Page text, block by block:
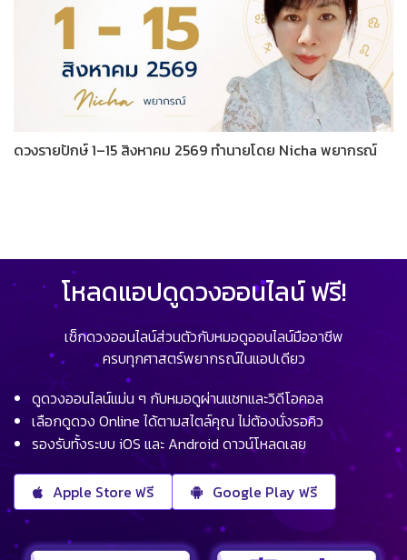
ดวงรายปักษ์ 1–15 สิงหาคม 2569 ทำนายโดย Nicha พยากรณ์
โหลดแอปดูดวงออนไลน์ ฟรี!
เช็กดวงออนไลน์ส่วนตัวกับหมอดูออนไลน์มืออาชีพ
ครบทุกศาสตร์พยากรณ์ในแอปเดียว
ดูดวงออนไลน์แม่น ๆ กับหมอดูผ่านแชทและวิดีโอคอล
เลือกดูดวง Online ได้ตามสไตล์คุณ ไม่ต้องนั่งรอคิว
รองรับทั้งระบบ iOS และ Android ดาวน์โหลดเลย
Apple Store ฟรี Google Play ฟรี